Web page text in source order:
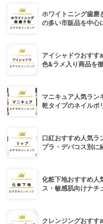
ホワイトニング歯磨
の多い市販品を中心
アイシャドウおすす
色&ラメ入り商品を
マニキュア人気ラン
乾タイプのネイルポ
口紅おすすめ人気ラ
プラ・デパコス別に
化粧下地おすすめ人
ス・敏感肌向けナチ
クレンジングおすす